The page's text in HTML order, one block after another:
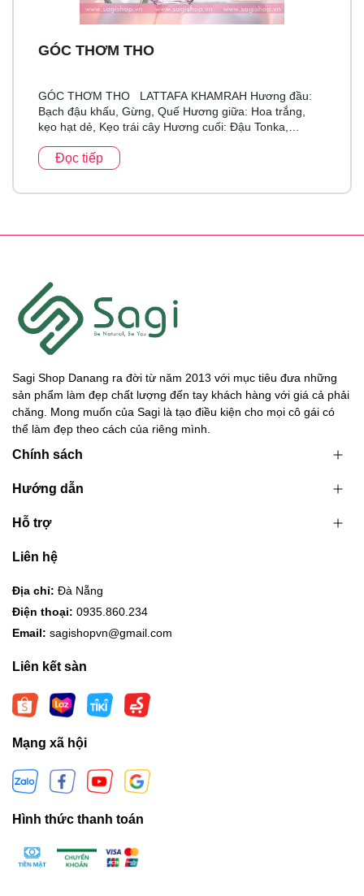
GÓC THƠM THO
GÓC THƠM THO LATTAFA KHAMRAH Hương đầu:
Bạch đậu khấu, Gừng, Quế Hương giữa: Hoa trắng,
kẹo hạt dẻ, Kẹo trái cây Hương cuối: Đậu Tonka,
Đọc tiếp
Sagi Shop Danang ra đời từ năm 2013 với mục tiêu đưa những
sản phẩm làm đẹp chất lượng đến tay khách hàng với giá cả phải
chăng. Mong muốn của Sagi là tạo điều kiện cho mọi cô gái có
thể làm đẹp theo cách của riêng mình.
Chính sách
Hướng dẫn
Hỗ trợ
Liên hệ
Địa chỉ: Đà Nẵng
Điện thoại: 0935.860.234
Email: sagishopvn@gmail.com
Liên kết sàn
Mạng xã hội
Hình thức thanh toán